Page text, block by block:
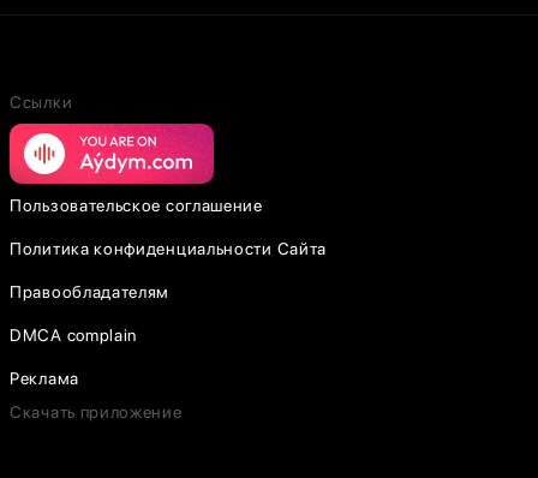
Ссылки
Пользовательское соглашение
Политика конфиденциальности Сайта
Правообладателям
DMCA complain
Реклама
Скачать приложение